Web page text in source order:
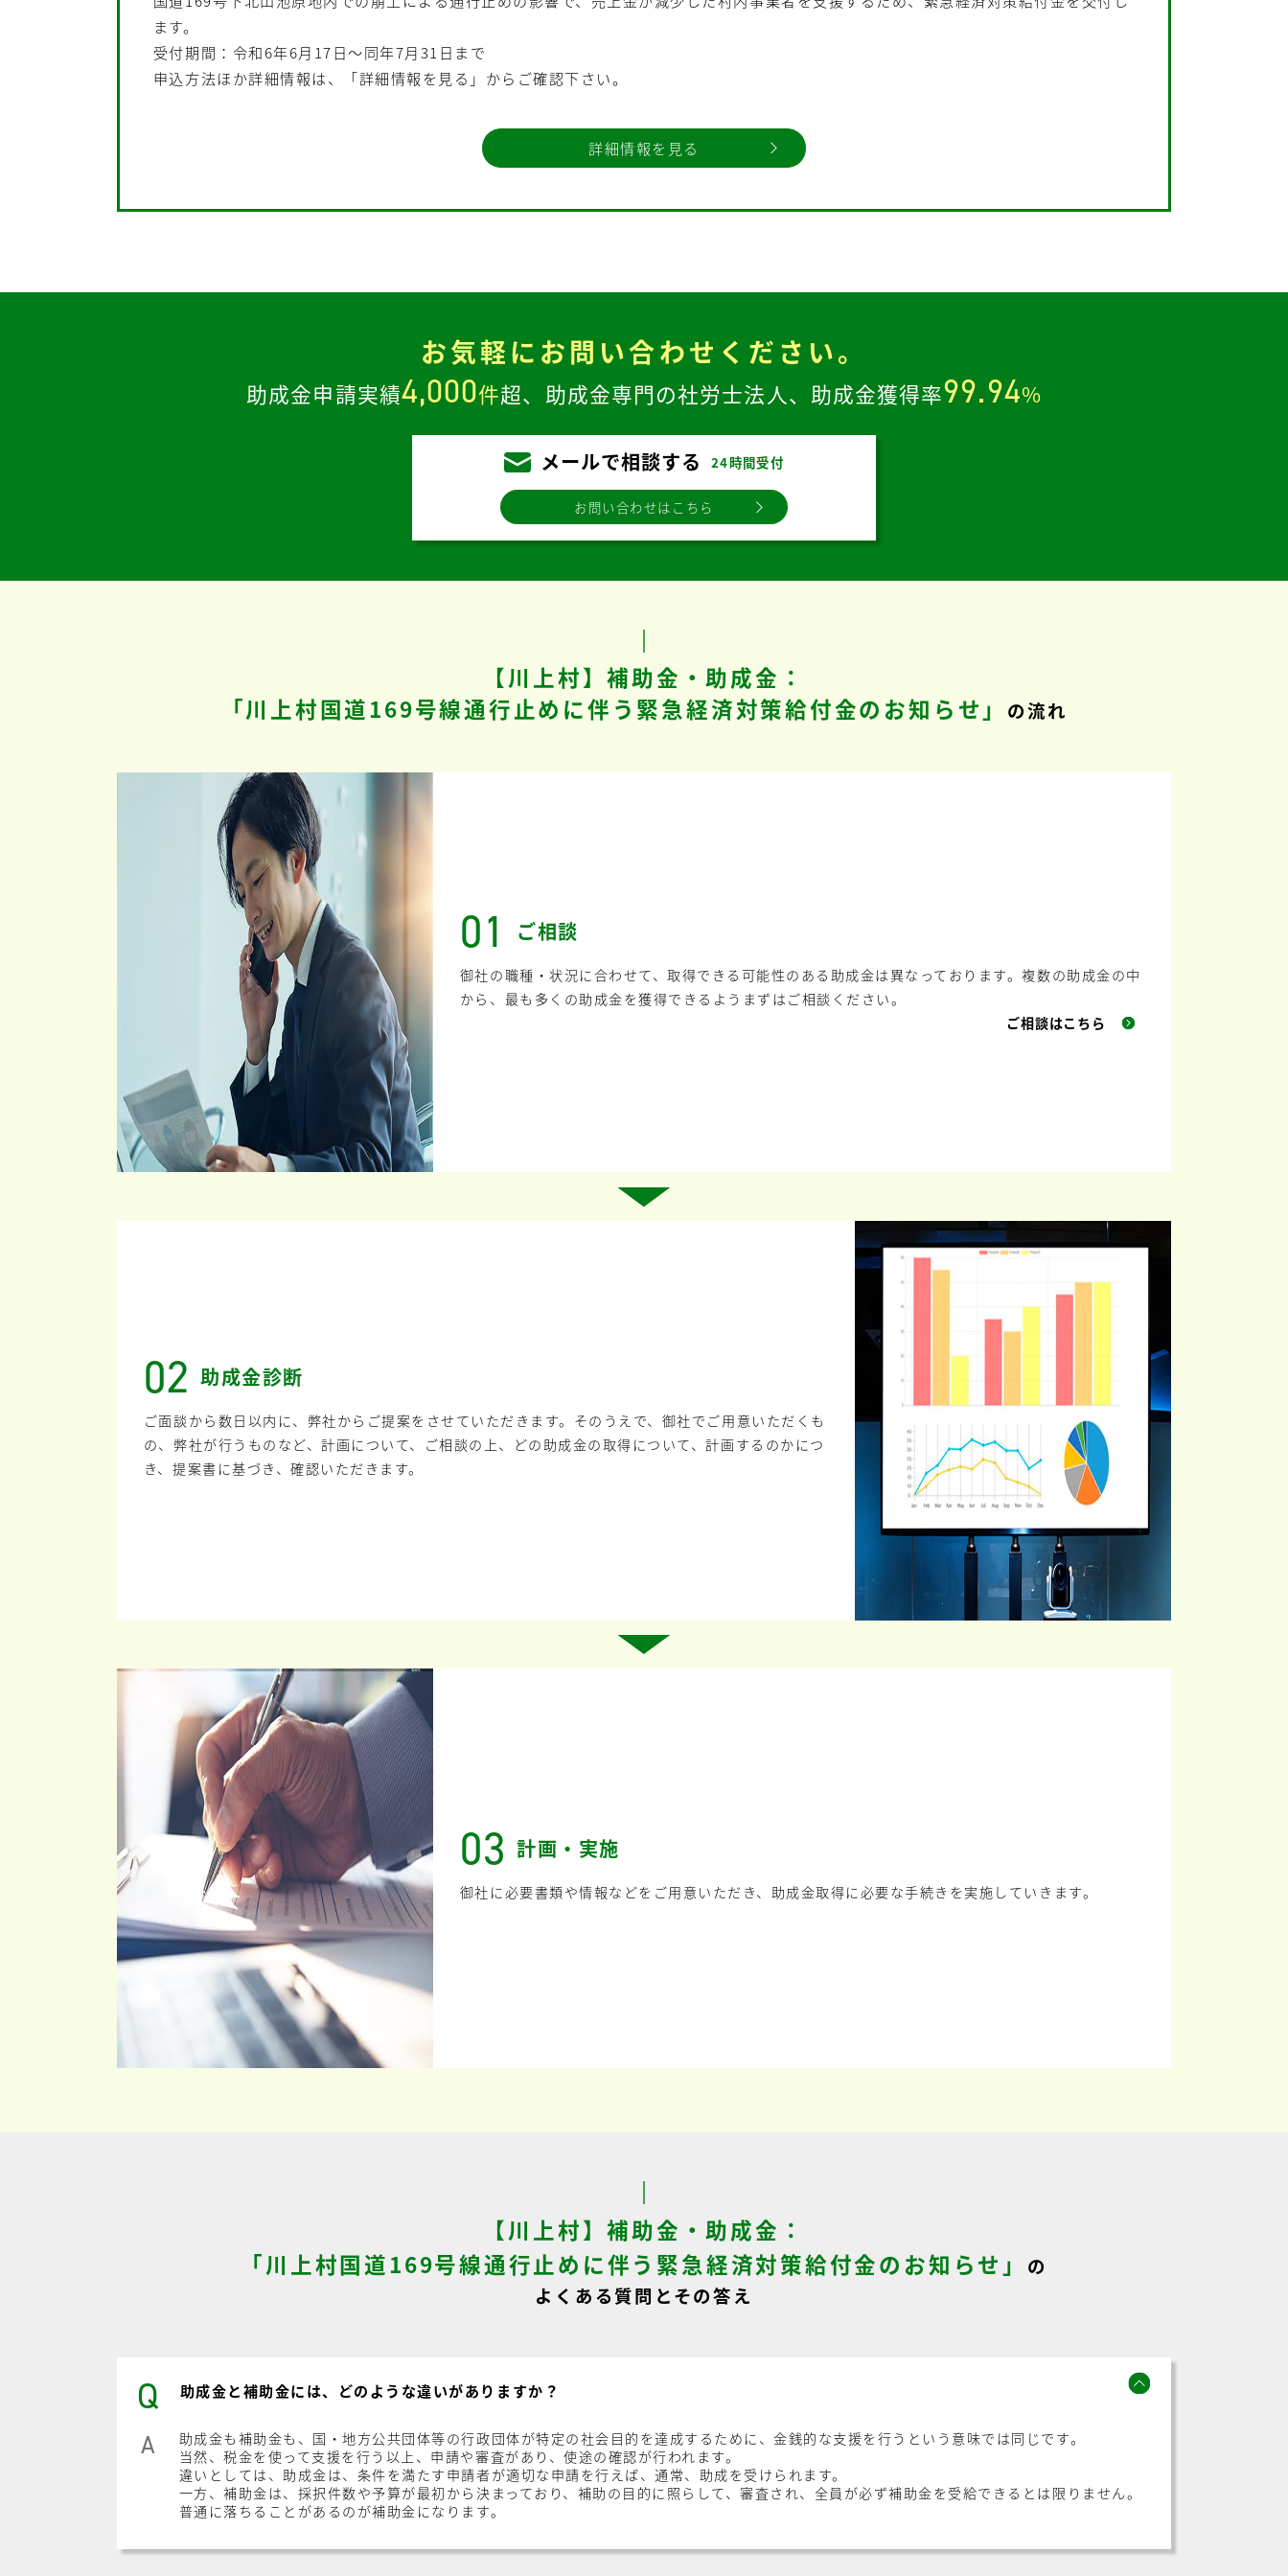
ます。
受付期間：令和6年6月17日～同年7月31日まで
申込方法ほか詳細情報は、「詳細情報を見る」からご確認下さい。
詳細情報を見る
お気軽に お問い合わせください。
助成金申請実績4,000件超、 助成金専門の社労士法人、 助成金獲得率99.94%
メールで相談する 24時間受付
お問い合わせはこちら
【川上村】補助金・助成金：
「川上村国道169号線通行止めに伴う緊急経済対策給付金のお知らせ」
の流れ
01 ご相談
御社の職種・状況に合わせて、取得できる可能性のある助成金は異なっております。複数の助成金の中
から、最も多くの助成金を獲得できるようまずはご相談ください。
ご相談はこちら
02 助成金診断
ご面談から数日以内に、弊社からご提案をさせていただきます。そのうえで、御社でご用意いただくも
の、弊社が行うものなど、計画について、ご相談の上、どの助成金の取得について、計画するのかにつ
き、提案書に基づき、確認いただきます。
03 計画・実施
御社に必要書類や情報などをご用意いただき、助成金取得に必要な手続きを実施していきます。
【川上村】補助金・助成金：
「川上村国道169号線通行止めに伴う緊急経済対策給付金のお知らせ」
の
よくある質問とその答え
Q 助成金と補助金には、どのような違いがありますか？
A
助成金も補助金も、国・地方公共団体等の行政団体が特定の社会目的を達成するために、金銭的な支援を行うという意味では同じです。
当然、税金を使って支援を行う以上、申請や審査があり、使途の確認が行われます。
違いとしては、助成金は、条件を満たす申請者が適切な申請を行えば、通常、助成を受けられます。
一方、補助金は、採択件数や予算が最初から決まっており、補助の目的に照らして、審査され、全員が必ず補助金を受給できるとは限りません。
普通に落ちることがあるのが補助金になります。